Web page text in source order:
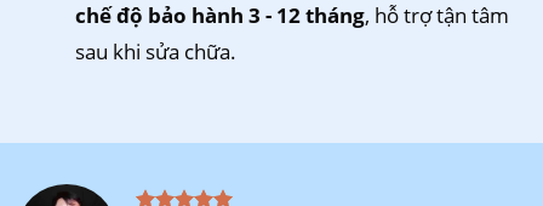
chế độ bảo hành 3 - 12 tháng, hỗ trợ tận tâm
sau khi sửa chữa.